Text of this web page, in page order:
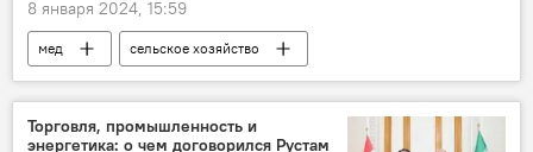
8 января 2024, 15:59
мед
сельское хозяйство
Таджикистан
статистика
Торговля, промышленность и
энергетика: о чем договорился Рустам